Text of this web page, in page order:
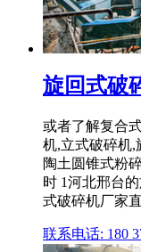
旋回式破
或者了解复合
机,立式破碎机,
陶土圆锥式粉
时 1河北邢台
式破碎机厂家
联系电话: 180